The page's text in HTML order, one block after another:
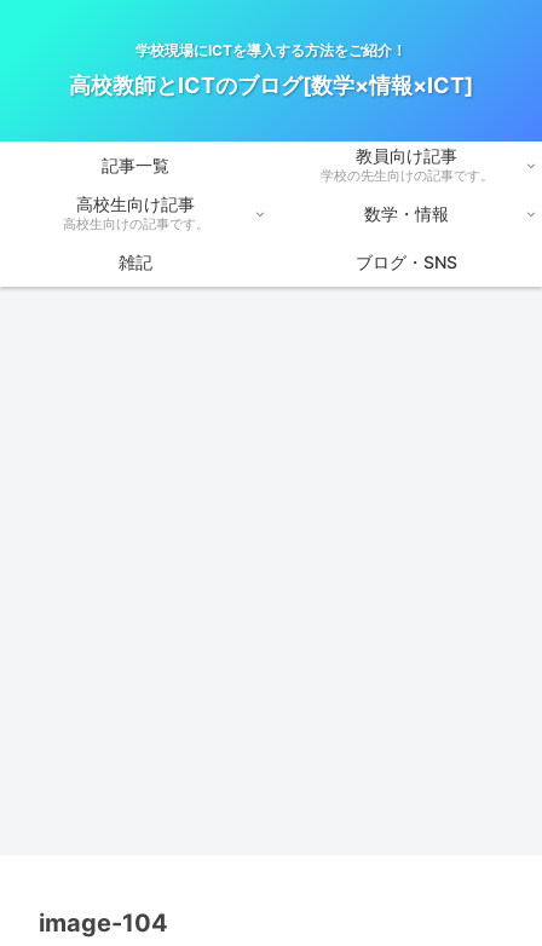
学校現場にICTを導入する方法をご紹介！
高校教師とICTのブログ[数学×情報×ICT]
記事一覧 教員向け記事
学校の先生向けの記事です。
高校生向け記事
高校生向けの記事です。 数学・情報
雑記 ブログ・SNS
image-104